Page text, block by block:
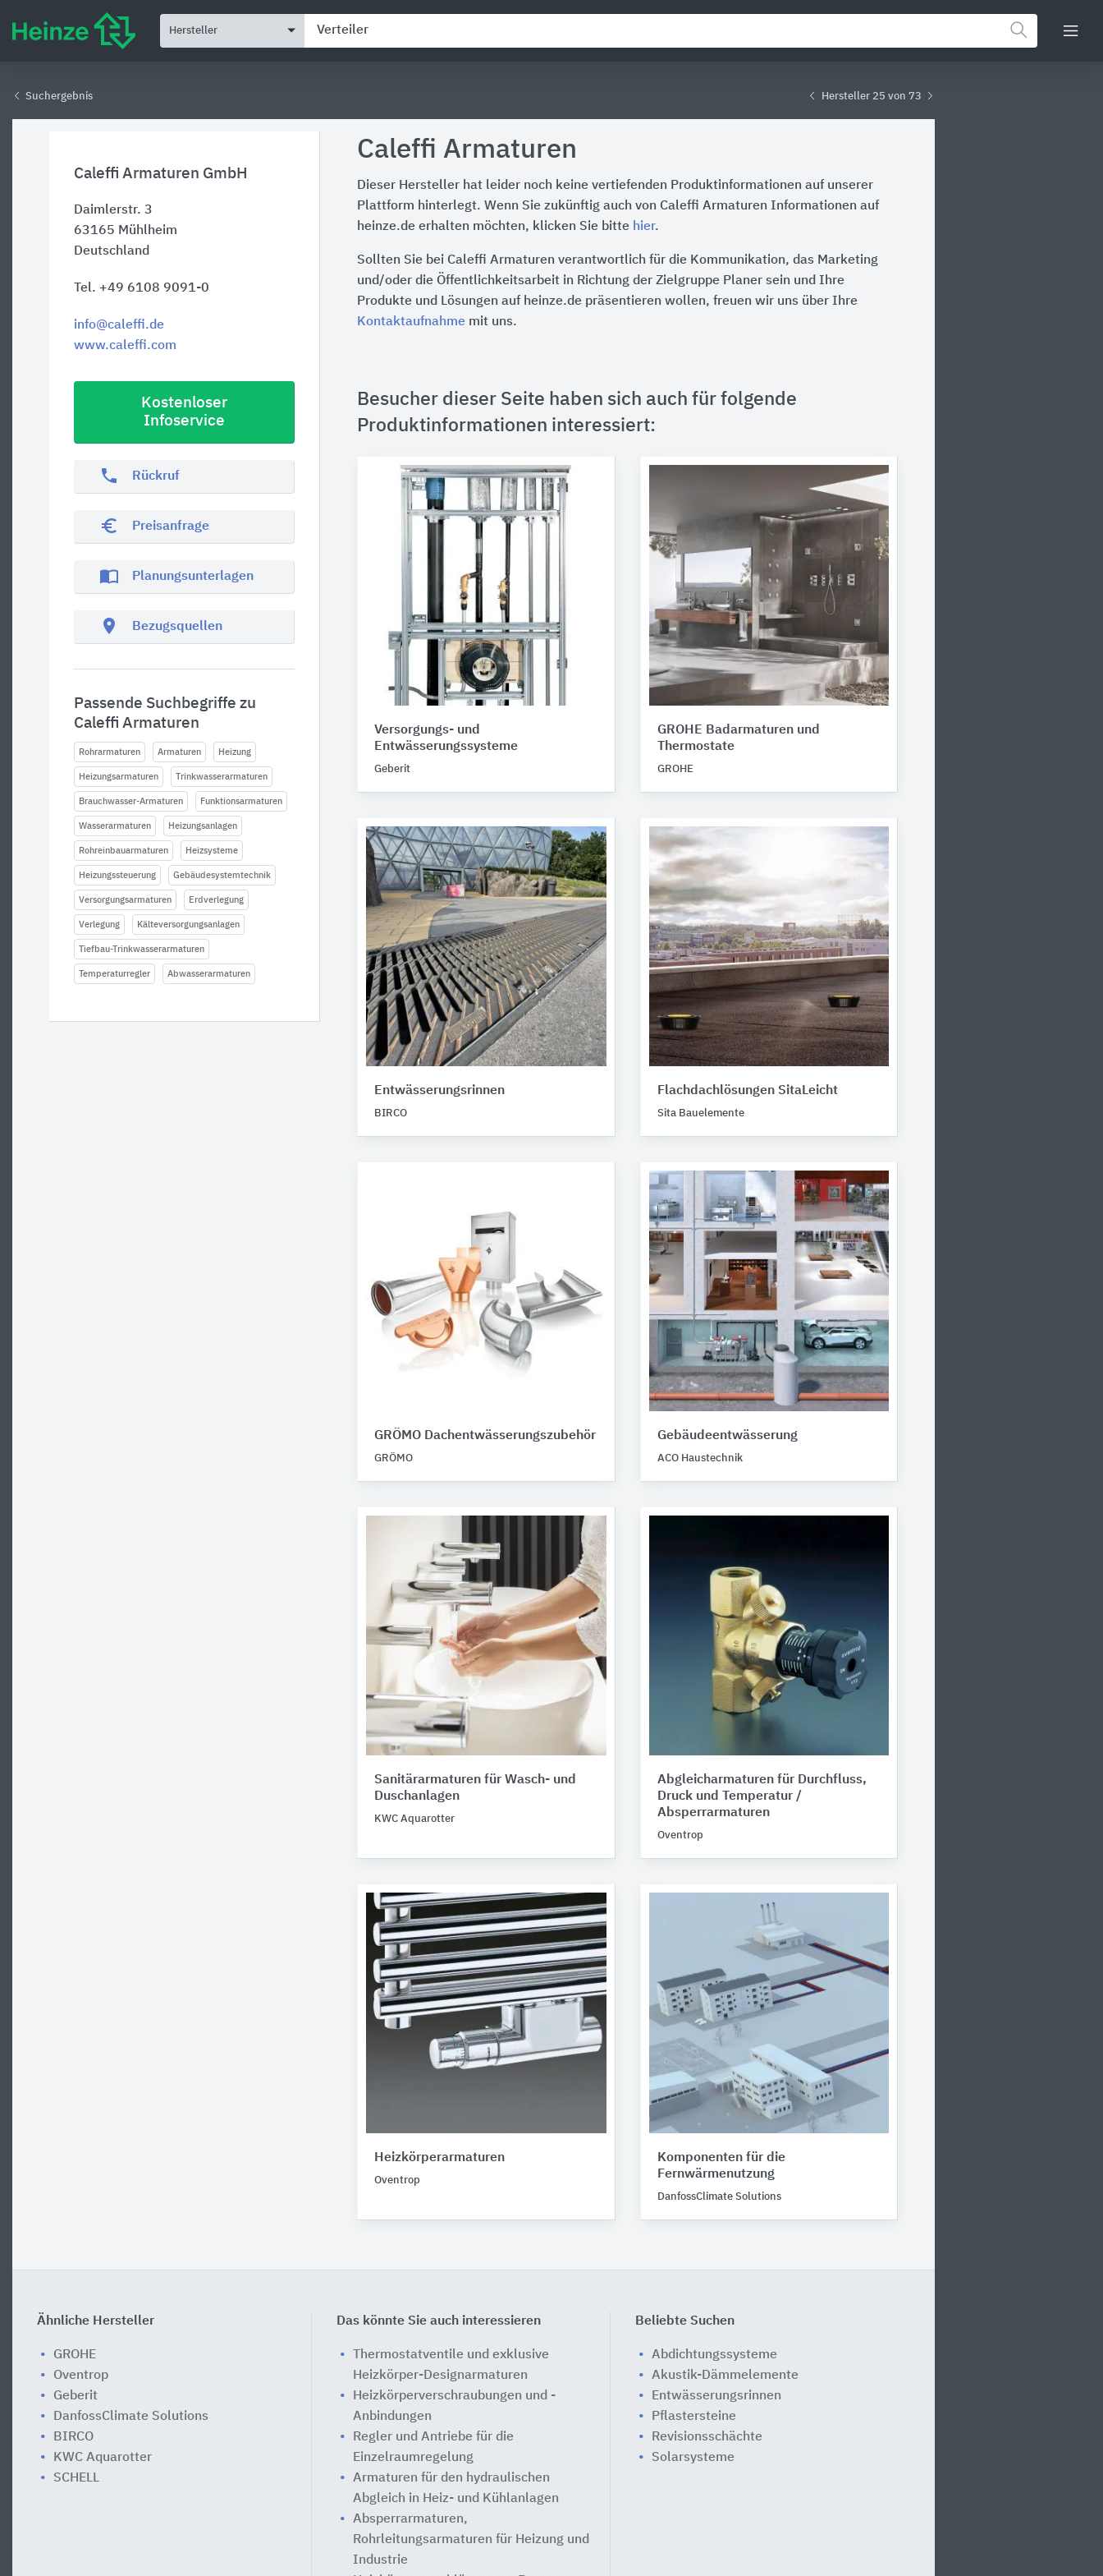
Hersteller
Suchergebnis Hersteller 25 von 73
Caleffi Armaturen GmbH
Daimlerstr. 3
63165 Mühlheim
Deutschland
Tel. +49 6108 9091-0
info@caleffi.de
www.caleffi.com
Kostenloser
Infoservice
phone Rückruf
euro_symbol Preisanfrage
import_contacts Planungsunterlagen
location_on Bezugsquellen
Passende Suchbegriffe zu
Caleffi Armaturen
Rohrarmaturen Armaturen Heizung
Heizungsarmaturen Trinkwasserarmaturen
Brauchwasser-Armaturen Funktionsarmaturen
Wasserarmaturen Heizungsanlagen
Rohreinbauarmaturen Heizsysteme
Heizungssteuerung Gebäudesystemtechnik
Versorgungsarmaturen Erdverlegung
Verlegung Kälteversorgungsanlagen
Tiefbau-Trinkwasserarmaturen
Temperaturregler Abwasserarmaturen
Caleffi Armaturen
Dieser Hersteller hat leider noch keine vertiefenden Produktinformationen auf unserer
Plattform hinterlegt. Wenn Sie zukünftig auch von Caleffi Armaturen Informationen auf
heinze.de erhalten möchten, klicken Sie bitte hier.
Sollten Sie bei Caleffi Armaturen verantwortlich für die Kommunikation, das Marketing
und/oder die Öffentlichkeitsarbeit in Richtung der Zielgruppe Planer sein und Ihre
Produkte und Lösungen auf heinze.de präsentieren wollen, freuen wir uns über Ihre
Kontaktaufnahme mit uns.
Besucher dieser Seite haben sich auch für folgende
Produktinformationen interessiert:
Versorgungs- und
Entwässerungssysteme
Geberit
GROHE Badarmaturen und
Thermostate
GROHE
Entwässerungsrinnen
BIRCO
Flachdachlösungen SitaLeicht
Sita Bauelemente
GRÖMO Dachentwässerungszubehör
GRÖMO
Gebäudeentwässerung
ACO Haustechnik
Sanitärarmaturen für Wasch- und
Duschanlagen
KWC Aquarotter
Abgleicharmaturen für Durchfluss,
Druck und Temperatur /
Absperrarmaturen
Oventrop
Heizkörperarmaturen
Oventrop
Komponenten für die
Fernwärmenutzung
DanfossClimate Solutions
Ähnliche Hersteller
GROHE
Oventrop
Geberit
DanfossClimate Solutions
BIRCO
KWC Aquarotter
SCHELL
Das könnte Sie auch interessieren
Thermostatventile und exklusive
Heizkörper-Designarmaturen
Heizkörperverschraubungen und -
Anbindungen
Regler und Antriebe für die
Einzelraumregelung
Armaturen für den hydraulischen
Abgleich in Heiz- und Kühlanlagen
Absperrarmaturen,
Rohrleitungsarmaturen für Heizung und
Industrie
Beliebte Suchen
Abdichtungssysteme
Akustik-Dämmelemente
Entwässerungsrinnen
Pflastersteine
Revisionsschächte
Solarsysteme